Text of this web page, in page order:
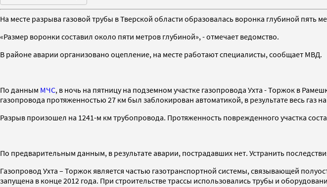
На месте разрыва газовой трубы в Тверской области образовалась воронка глубиной пять
«Размер воронки составил около пяти метров глубиной», - отмечает ведомство.
В районе аварии организовано оцепление, на месте работают специалисты, сообщает МВД.
По данным МЧС, в ночь на пятницу на подземном участке газопровода Ухта - Торжок в
газопровода протяженностью 27 км был заблокирован автоматикой, в результате весь газ
Разрыв произошел на 1241-м км трубопровода. Протяженность поврежденного участка
По предварительным данным, в результате аварии, пострадавших нет. Устранить
Газопровод Ухта – Торжок является частью газотранспортной системы, связывающей
запущена в конце 2012 года. При строительстве трассы использовались трубы и